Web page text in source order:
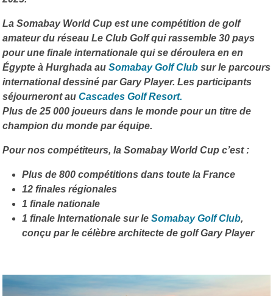
La Somabay World Cup est une compétition de golf
amateur du réseau Le Club Golf qui rassemble 30 pays
pour une finale internationale qui se déroulera en en
Égypte à Hurghada au Somabay Golf Club sur le parcours
international dessiné par Gary Player. Les participants
séjourneront au Cascades Golf Resort.
Plus de 25 000 joueurs dans le monde pour un titre de
champion du monde par équipe.
Pour nos compétiteurs, la Somabay World Cup c’est :
Plus de 800 compétitions dans toute la France
12 finales régionales
1 finale nationale
1 finale Internationale sur le Somabay Golf Club,
conçu par le célèbre architecte de golf Gary Player